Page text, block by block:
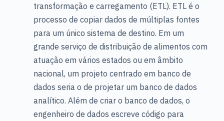
transformação e carregamento (ETL). ETL é o
processo de copiar dados de múltiplas fontes
para um único sistema de destino. Em um
grande serviço de distribuição de alimentos com
atuação em vários estados ou em âmbito
nacional, um projeto centrado em banco de
dados seria o de projetar um banco de dados
analítico. Além de criar o banco de dados, o
engenheiro de dados escreve código para